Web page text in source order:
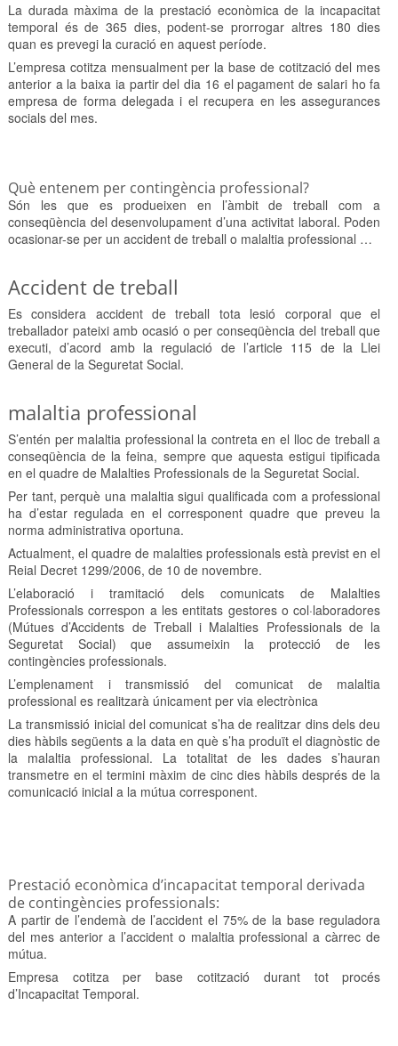
La durada màxima de la prestació econòmica de la incapacitat
temporal és de 365 dies, podent-se prorrogar altres 180 dies
quan es prevegi la curació en aquest període.
L’empresa cotitza mensualment per la base de cotització del mes
anterior a la baixa ia partir del dia 16 el pagament de salari ho fa
empresa de forma delegada i el recupera en les assegurances
socials del mes.
Què entenem per contingència professional?
Són les que es produeixen en l’àmbit de treball com a
conseqüència del desenvolupament d’una activitat laboral. Poden
ocasionar-se per un accident de treball o malaltia professional …
Accident de treball
Es considera accident de treball tota lesió corporal que el
treballador pateixi amb ocasió o per conseqüència del treball que
executi, d’acord amb la regulació de l’article 115 de la Llei
General de la Seguretat Social.
malaltia professional
S’entén per malaltia professional la contreta en el lloc de treball a
conseqüència de la feina, sempre que aquesta estigui tipificada
en el quadre de Malalties Professionals de la Seguretat Social.
Per tant, perquè una malaltia sigui qualificada com a professional
ha d’estar regulada en el corresponent quadre que preveu la
norma administrativa oportuna.
Actualment, el quadre de malalties professionals està previst en el
Reial Decret 1299/2006, de 10 de novembre.
L’elaboració i tramitació dels comunicats de Malalties
Professionals correspon a les entitats gestores o col·laboradores
(Mútues d’Accidents de Treball i Malalties Professionals de la
Seguretat Social) que assumeixin la protecció de les
contingències professionals.
L’emplenament i transmissió del comunicat de malaltia
professional es realitzarà únicament per via electrònica
La transmissió inicial del comunicat s’ha de realitzar dins dels deu
dies hàbils següents a la data en què s’ha produït el diagnòstic de
la malaltia professional. La totalitat de les dades s’hauran
transmetre en el termini màxim de cinc dies hàbils després de la
comunicació inicial a la mútua corresponent.
Prestació econòmica d’incapacitat temporal derivada
de contingències professionals:
A partir de l’endemà de l’accident el 75% de la base reguladora
del mes anterior a l’accident o malaltia professional a càrrec de
mútua.
Empresa cotitza per base cotització durant tot procés
d’Incapacitat Temporal.